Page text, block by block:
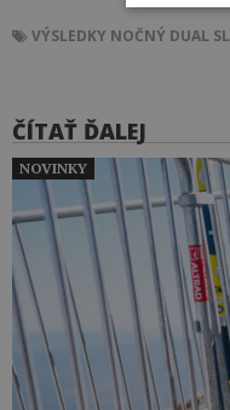
VÝSLEDKY NOČNÝ DUAL
ČÍTAŤ ĎALEJ
NOVINKY